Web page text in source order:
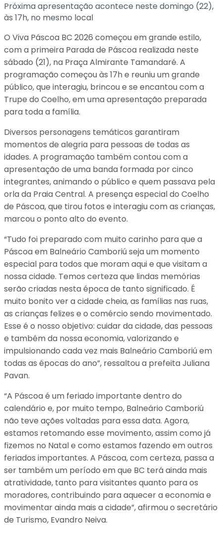
Próxima apresentação acontece neste domingo (22),
às 17h, no mesmo local
O Viva Páscoa BC 2026 começou em grande estilo,
com a primeira Parada de Páscoa realizada neste
sábado (21), na Praça Almirante Tamandaré. A
programação começou às 17h e reuniu um grande
público, que interagiu, brincou e se encantou com a
Trupe do Coelho, em uma apresentação preparada
para toda a família.
Diversos personagens temáticos garantiram
momentos de alegria para pessoas de todas as
idades. A programação também contou com a
apresentação de uma banda formada por cinco
integrantes, animando o público e quem passava pela
orla da Praia Central. A presença especial do Coelho
de Páscoa, que tirou fotos e interagiu com as crianças,
marcou o ponto alto do evento.
“Tudo foi preparado com muito carinho para que a
Páscoa em Balneário Camboriú seja um momento
especial para todos que moram aqui e que visitam a
nossa cidade. Temos certeza que lindas memórias
serão criadas nesta época de tanto significado. É
muito bonito ver a cidade cheia, as famílias nas ruas,
as crianças felizes e o comércio sendo movimentado.
Esse é o nosso objetivo: cuidar da cidade, das pessoas
e também da nossa economia, valorizando e
impulsionando cada vez mais Balneário Camboriú em
todas as épocas do ano”, ressaltou a prefeita Juliana
Pavan.
“A Páscoa é um feriado importante dentro do
calendário e, por muito tempo, Balneário Camboriú
não teve ações voltadas para essa data. Agora,
estamos retomando esse movimento, assim como já
fizemos no Natal e como estamos fazendo em outros
feriados importantes. A Páscoa, com certeza, passa a
ser também um período em que BC terá ainda mais
atratividade, tanto para visitantes quanto para os
moradores, contribuindo para aquecer a economia e
movimentar ainda mais a cidade”, afirmou o secretário
de Turismo, Evandro Neiva.